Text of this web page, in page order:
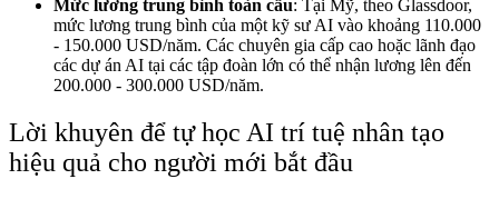
Mức lương trung bình toàn cầu: Tại Mỹ, theo Glassdoor,
mức lương trung bình của một kỹ sư AI vào khoảng 110.000
- 150.000 USD/năm. Các chuyên gia cấp cao hoặc lãnh đạo
các dự án AI tại các tập đoàn lớn có thể nhận lương lên đến
200.000 - 300.000 USD/năm.
Lời khuyên để tự học AI trí tuệ nhân tạo
hiệu quả cho người mới bắt đầu